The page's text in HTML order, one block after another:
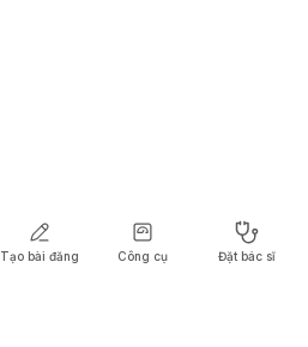
Tạo bài đăng Công cụ Đặt bác sĩ